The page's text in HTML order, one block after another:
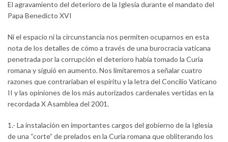
El agravamiento del deterioro de la Iglesia durante el mandato del
Papa Benedicto XVI
Ni el espacio ni la circunstancia nos permiten ocuparnos en esta
nota de los detalles de cómo a través de una burocracia vaticana
penetrada por la corrupción el deterioro había tomado la Curia
romana y siguió en aumento. Nos limitaremos a señalar cuatro
razones que contrariaban el espíritu y la letra del Concilio Vaticano
II y las opiniones de los más autorizados cardenales vertidas en la
recordada X Asamblea del 2001.
1.- La instalación en importantes cargos del gobierno de la Iglesia
de una “corte” de prelados en la Curia romana que obliterando los